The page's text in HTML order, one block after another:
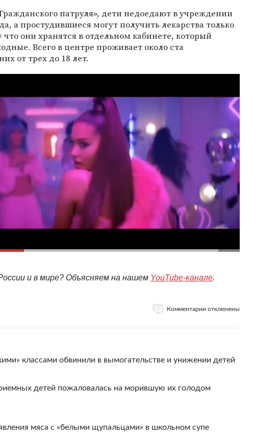
патруля», дети недоедают в учреждении
а простудившиеся могут получить лекарства только
они хранятся в отдельном кабинете, который
Всего в центре проживает около ста
от трех до 18 лет.
и в мире? Объясняем на нашем YouTube-канале.
Комментарии отключены
классами обвинили в вымогательстве и унижении детей
детей пожаловалась на морившую их голодом
мяса с «белыми щупальцами» в школьном супе